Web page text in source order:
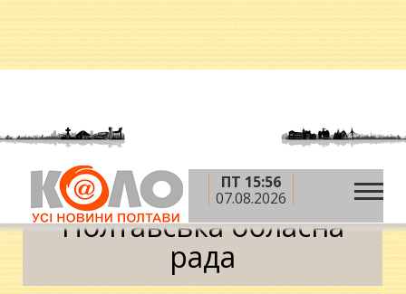
ПТ 15:56
07.08.2026
Головна » Полтавська обласна рада
Полтавська обласна
рада